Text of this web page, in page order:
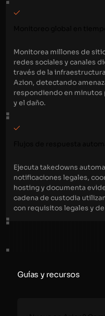
Monitorea millones de
redes sociales y canales
través de la
Azion, detectando
respondiendo en minutos
y el daño.
Ejecuta takedowns
notificaciones legales,
hosting y documenta
cadena de custodia
con requisitos legales y
Guías y recursos